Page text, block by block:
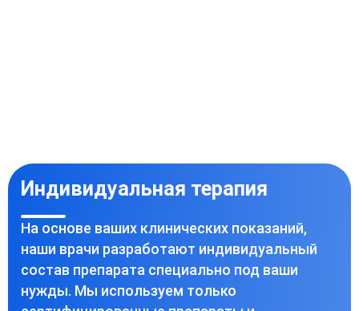
Индивидуальная терапия
На основе ваших клинических показаний,
наши врачи разработают индивидуальный
состав препарата специально под ваши
нужды. Мы используем только